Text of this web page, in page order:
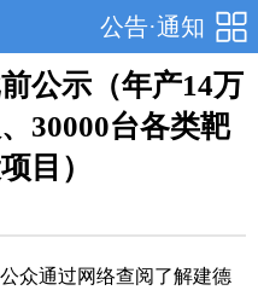
公告·通知
公示（年产14万
30000台各类靶
目）
众通过网络查阅了解建德